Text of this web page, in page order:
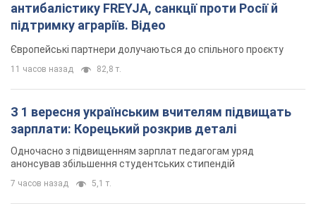
антибалістику FREYJA, санкції проти Росії й
підтримку аграріїв. Відео
Європейські партнери долучаються до спільного проєкту
11 часов назад 82,8 т.
З 1 вересня українським вчителям підвищать
зарплати: Корецький розкрив деталі
Одночасно з підвищенням зарплат педагогам уряд
анонсував збільшення студентських стипендій
7 часов назад 5,1 т.